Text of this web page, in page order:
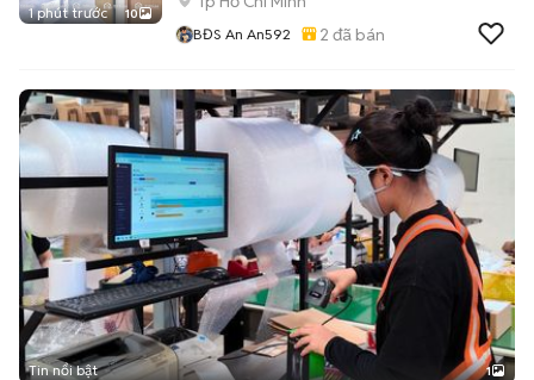
1 phút trước 10
BĐS An An592 2 đã bán
Tin nổi bật 1